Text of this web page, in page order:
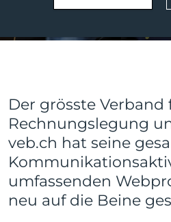
Der grösste Verband
Rechnungslegung
veb.ch hat seine
umfassenden
neu auf die Beine